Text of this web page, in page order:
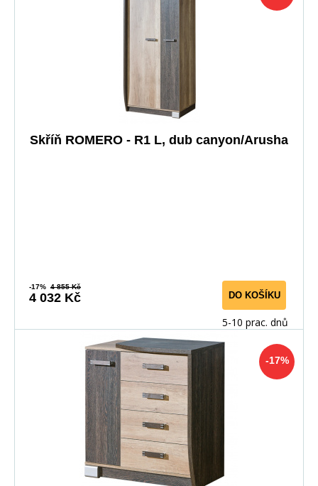
Skříň ROMERO - R1 L, dub canyon/Arusha
-17% 4 855 Kč
4 032 Kč DO KOŠÍKU
5-10 prac. dnů
-17%